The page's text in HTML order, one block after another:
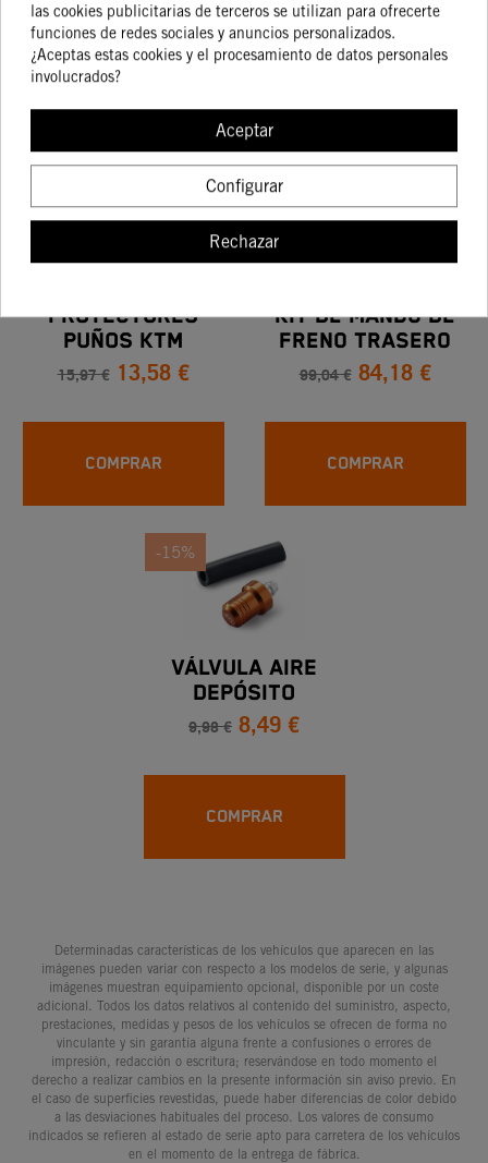
producto también
compraron:
PROTECTORES
PUÑOS KTM
15,97 € 13,58 €
COMPRAR
Kit De Mando De
Freno Trasero
Para Maneta
Izquierda
99,04 € 84,18 €
COMPRAR
-15%
VÁLVULA AIRE
DEPÓSITO
9,98 € 8,49 €
COMPRAR
Determinadas características de los vehículos que aparecen en las
imágenes pueden variar con respecto a los modelos de serie, y algunas
imágenes muestran equipamiento opcional, disponible por un coste
adicional. Todos los datos relativos al contenido del suministro, aspecto,
prestaciones, medidas y pesos de los vehículos se ofrecen de forma no
vinculante y sin garantía alguna frente a confusiones o errores de
impresión, redacción o escritura; reservándose en todo momento el
derecho a realizar cambios en la presente información sin aviso previo. En
el caso de superficies revestidas, puede haber diferencias de color debido
a las desviaciones habituales del proceso. Los valores de consumo
indicados se refieren al estado de serie apto para carretera de los vehículos
en el momento de la entrega de fábrica.
las cookies publicitarias de terceros se utilizan para ofrecerte
funciones de redes sociales y anuncios personalizados.
¿Aceptas estas cookies y el procesamiento de datos personales
involucrados?
Aceptar
Configurar
Rechazar